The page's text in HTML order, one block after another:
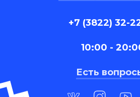
+7 (3822) 32-
10:00 -
Есть